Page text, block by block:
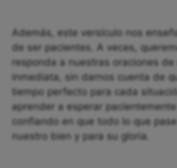
Además, este versículo nos
de ser pacientes. A veces,
responda a nuestras oraciones de
inmediata, sin darnos cuenta de
tiempo perfecto para cada
aprender a esperar pacientemente
confiando en que todo lo que
nuestro bien y para su gloria.